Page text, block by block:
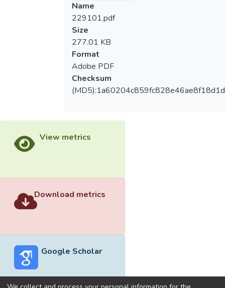
Name
229101.pdf
Size
277.01 KB
Format
Adobe PDF
Checksum
View metrics
Download metrics
Google Scholar